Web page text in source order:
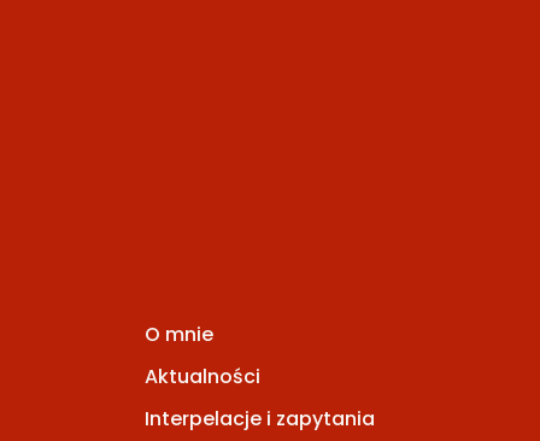
O mnie
Aktualności
Interpelacje i zapytania